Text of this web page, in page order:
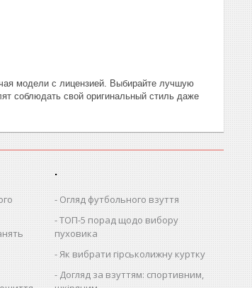
модели с лицензией. Выбирайте лучшую
соблюдать свой оригинальный стиль даже
.
Огляд футбольного взуття
ТОП-5 порад щодо вибору
пуховика
Як вибрати гірськолижну куртку
Догляд за взуттям: спортивним,